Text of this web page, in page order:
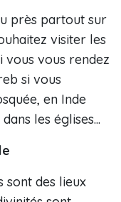
près partout sur
visiter les
vous vous rendez
si vous
en Inde
les églises...
sont des lieux